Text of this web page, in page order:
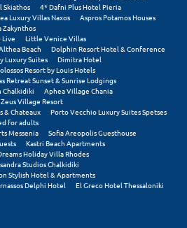
Skiathos
4* Dafni Plus Hotel Pieria
Luxury Villas Naxos
Aspros Potamos Houses
Little Venice Villas
Beach
Dolphin Resort Hotel & Conference
Luxury Suites
Dimitra Hotel
Resort by Louis Hotels
Retreat Sunset & Sunrise Lodgings
Aphea Village Chania
Village Resort
& Chateaux
Porto Vecchio Luxury Suites Spetses
for adults
Messenia
Sofia Areopolis Guesthouse
Kastri Beach Apartments
Holiday Villa Rhodes
Studios Chalkidiki
Stylish Hotel & Apartments
Delphi Hotel El Greco Hotel Thessaloniki